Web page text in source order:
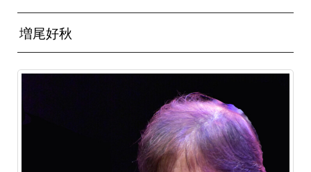
増尾好秋